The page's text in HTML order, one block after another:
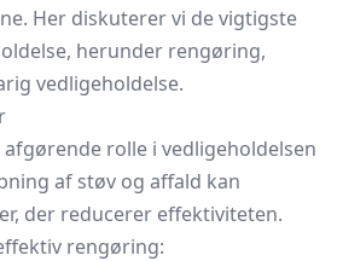
Her diskuterer vi de vigtigste
herunder rengøring,
vedligeholdelse.
rolle i vedligeholdelsen
af støv og affald kan
der reducerer effektiviteten.
rengøring: